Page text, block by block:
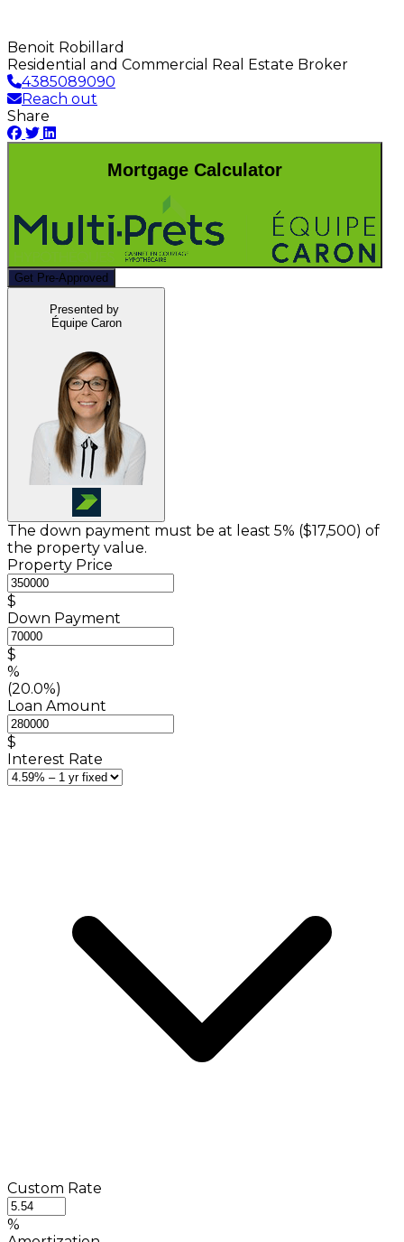
Benoit Robillard
Residential and Commercial Real Estate Broker
4385089090
Reach out
Share
Mortgage Calculator
Get Pre-Approved
Presented by
Équipe Caron
The down payment must be at least 5% ($17,500) of
the property value.
Property Price
$
Down Payment
$
%
(20.0%)
Loan Amount
$
Interest Rate
Custom Rate
%